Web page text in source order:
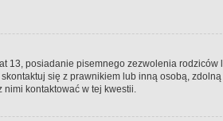
13, posiadanie pisemnego zezwolenia
się z prawnikiem lub inną osobą,
kontaktować w tej kwestii.